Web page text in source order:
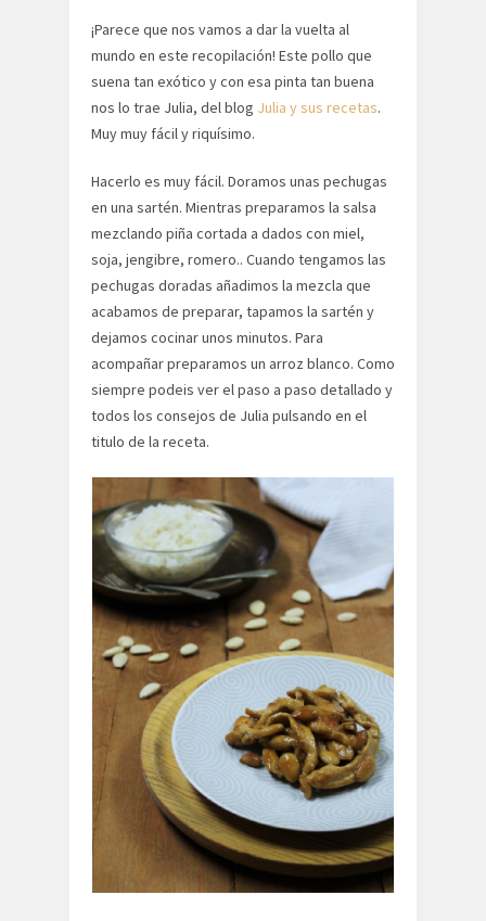
¡Parece que nos vamos a dar la vuelta al
mundo en este recopilación! Este pollo que
suena tan exótico y con esa pinta tan buena
nos lo trae Julia, del blog Julia y sus recetas.
Muy muy fácil y riquísimo.
Hacerlo es muy fácil. Doramos unas pechugas
en una sartén. Mientras preparamos la salsa
mezclando piña cortada a dados con miel,
soja, jengibre, romero.. Cuando tengamos las
pechugas doradas añadimos la mezcla que
acabamos de preparar, tapamos la sartén y
dejamos cocinar unos minutos. Para
acompañar preparamos un arroz blanco. Como
siempre podeis ver el paso a paso detallado y
todos los consejos de Julia pulsando en el
titulo de la receta.